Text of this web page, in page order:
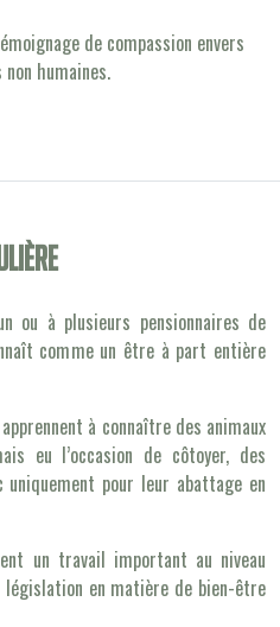
de compassion envers
non humaines.
ou à plusieurs pensionnaires de
comme un être à part entière
à connaître des animaux
eu l’occasion de côtoyer, des
uniquement pour leur abattage en
un travail important au niveau
en matière de bien-être